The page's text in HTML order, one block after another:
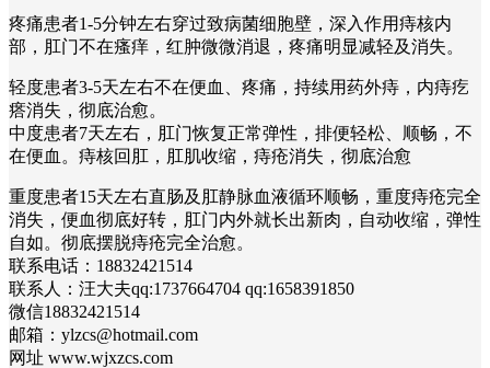
疼痛患者1-5分钟左右穿过致病菌细胞壁，深入作用痔核内
部，肛门不在瘙痒，红肿微微消退，疼痛明显减轻及消失。
轻度患者3-5天左右不在便血、疼痛，持续用药外痔，内痔疙
瘩消失，彻底治愈。
中度患者7天左右，肛门恢复正常弹性，排便轻松、顺畅，不
在便血。痔核回肛，肛肌收缩，痔疮消失，彻底治愈
重度患者15天左右直肠及肛静脉血液循环顺畅，重度痔疮完全
消失，便血彻底好转，肛门内外就长出新肉，自动收缩，弹性
自如。彻底摆脱痔疮完全治愈。
联系电话：18832421514
联系人：汪大夫qq:1737664704 qq:1658391850
微信18832421514
邮箱：ylzcs@hotmail.com
网址 www.wjxzcs.com